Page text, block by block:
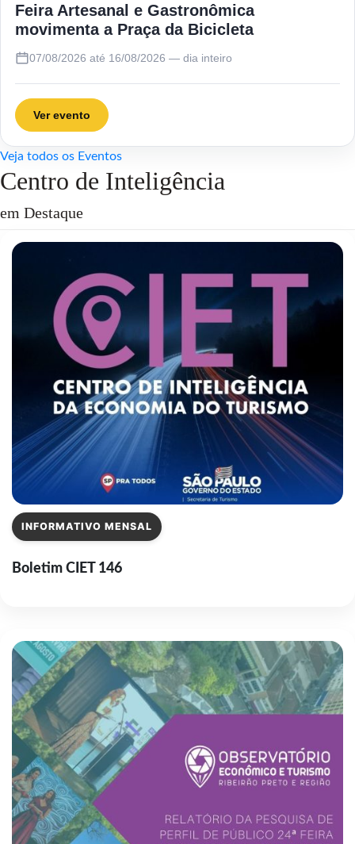
Feira Artesanal e Gastronômica
movimenta a Praça da Bicicleta
07/08/2026 até 16/08/2026 — dia inteiro
Ver evento
Veja todos os Eventos
Centro de Inteligência
em Destaque
INFORMATIVO MENSAL
Boletim CIET 146